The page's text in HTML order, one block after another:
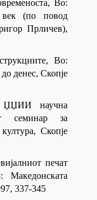
Во:
(по повод
Прличев),
Во:
денес, Скопје
ЏЏИИ научна
семинар за
Скопје
печат
337-345